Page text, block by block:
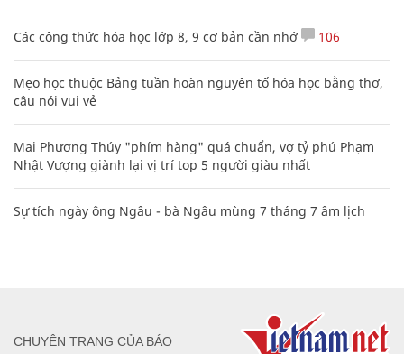
Các công thức hóa học lớp 8, 9 cơ bản cần nhớ 106
Mẹo học thuộc Bảng tuần hoàn nguyên tố hóa học bằng thơ,
câu nói vui vẻ
Mai Phương Thúy "phím hàng" quá chuẩn, vợ tỷ phú Phạm
Nhật Vượng giành lại vị trí top 5 người giàu nhất
Sự tích ngày ông Ngâu - bà Ngâu mùng 7 tháng 7 âm lịch
CHUYÊN TRANG CỦA BÁO